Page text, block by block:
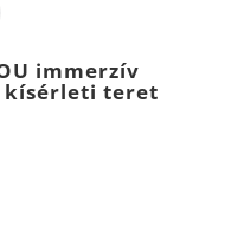
immerzív
kísérleti teret